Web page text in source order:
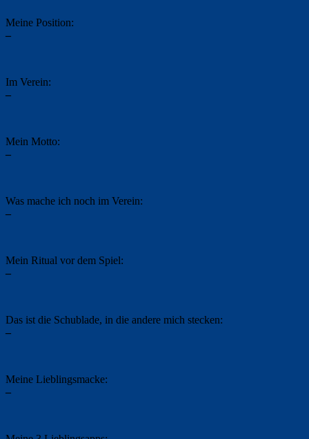
Meine Position:
–
Im Verein:
–
Mein Motto:
–
Was mache ich noch im Verein:
–
Mein Ritual vor dem Spiel:
–
Das ist die Schublade, in die andere mich stecken:
–
Meine Lieblingsmacke:
–